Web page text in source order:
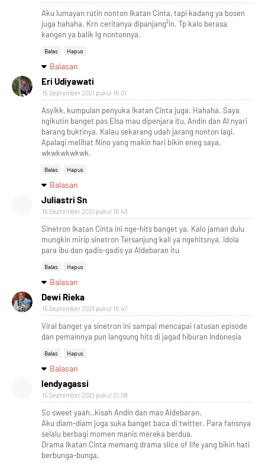
Aku lumayan rutin nonton Ikatan Cinta, tapi kadang ya bosen
juga hahaha. Krn ceritanya dipanjang²in. Tp kalo berasa
kangen ya balik lg nontonnya.
Balas Hapus
Balasan
Eri Udiyawati
15 September 2021 pukul 18.01
Asyikk, kumpulan penyuka Ikatan Cinta juga. Hahaha. Saya
ngikutin banget pas Elsa mau dipenjara itu, Andin dan Al nyari
barang buktinya. Kalau sekarang udah jarang nonton lagi.
Apalagi melihat Nino yang makin hari bikin eneg saya,
wkwkwkwkwk.
Balas Hapus
Balasan
Juliastri Sn
15 September 2021 pukul 18.43
Sinetron Ikatan Cinta ini nge-hits banget ya. Kalo jaman dulu
mungkin mirip sinetron Tersanjung kali ya ngehitsnya. Idola
para ibu dan gadis-gadis ya Aldebaran itu
Balas Hapus
Balasan
Dewi Rieka
15 September 2021 pukul 19.47
Viral banget ya sinetron ini sampai mencapai ratusan episode
dan pemainnya pun langsung hits di jagad hiburan Indonesia
Balas Hapus
Balasan
lendyagassi
15 September 2021 pukul 21.08
So sweet yaah..kisah Andin dan mas Aldebaran.
Aku diam-diam juga suka banget baca di twitter. Para fansnya
selalu berbagi momen manis mereka berdua.
Drama Ikatan Cinta memang drama slice of life yang bikin hati
berbunga-bunga.